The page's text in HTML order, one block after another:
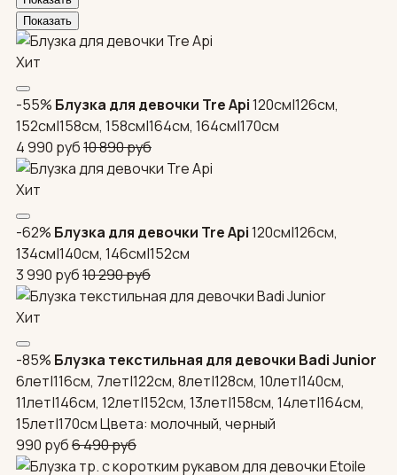
Хит
-55% Блузка для девочки Tre Api120см|126см,
152см|158см, 158см|164см, 164см|170см
4 990 руб10 890руб
Хит
-62% Блузка для девочки Tre Api120см|126см,
134см|140см, 146см|152см
3 990 руб10 290руб
Хит
-85% Блузка текстильная для девочки Badi Junior
6лет|116см, 7лет|122см, 8лет|128см, 10лет|140см,
11лет|146см, 12лет|152см, 13лет|158см, 14лет|164см,
15лет|170смЦвета: молочный, черный
990 руб6 490руб